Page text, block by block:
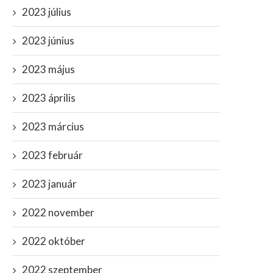
2023 július
2023 június
2023 május
2023 április
2023 március
2023 február
2023 január
2022 november
2022 október
2022 szeptember